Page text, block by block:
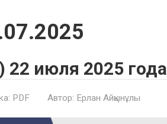
июля 2025 года
PDF Автор: Ерлан Айқынұлы